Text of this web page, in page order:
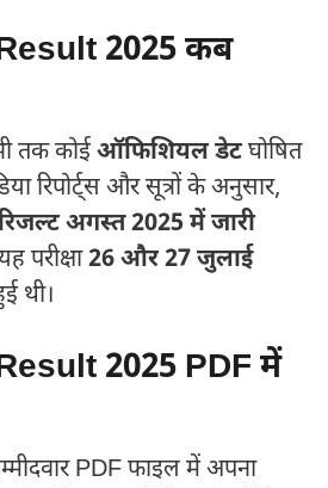
2025 कब
तक कोईऑफिशियल डेटघोषित
रिपोर्ट्स और सूत्रों के अनुसार,
अगस्त 2025 में जारी
परीक्षा26 और 27 जुलाई
थी।
2025 PDF में
PDF फाइल में अपना